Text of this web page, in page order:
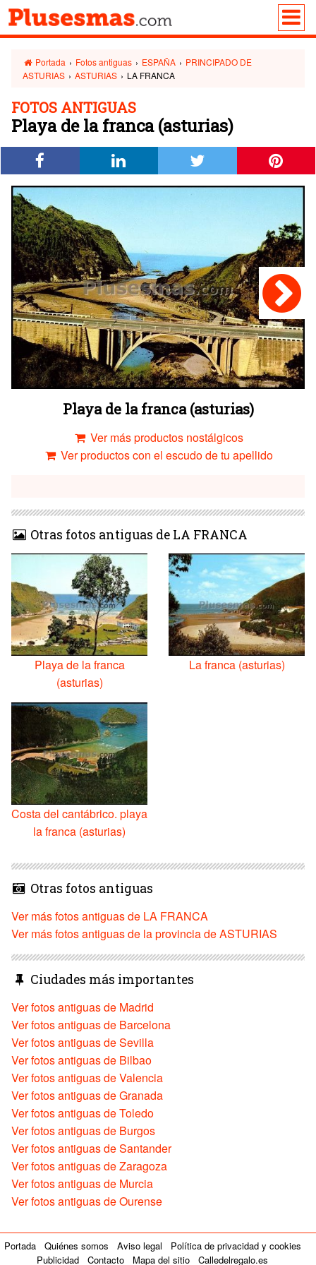
Portada › Fotos antiguas › ESPAÑA › PRINCIPADO DE
ASTURIAS › ASTURIAS › LA FRANCA
FOTOS ANTIGUAS
Playa de la franca (asturias)
Playa de la franca (asturias)
Ver más productos nostálgicos
Ver productos con el escudo de tu apellido
Otras fotos antiguas de LA FRANCA
Playa de la franca
(asturias)
La franca (asturias)
Costa del cantábrico. playa
la franca (asturias)
Otras fotos antiguas
Ver más fotos antiguas de LA FRANCA
Ver más fotos antiguas de la provincia de ASTURIAS
Ciudades más importantes
Ver fotos antiguas de Madrid
Ver fotos antiguas de Barcelona
Ver fotos antiguas de Sevilla
Ver fotos antiguas de Bilbao
Ver fotos antiguas de Valencia
Ver fotos antiguas de Granada
Ver fotos antiguas de Toledo
Ver fotos antiguas de Burgos
Ver fotos antiguas de Santander
Ver fotos antiguas de Zaragoza
Ver fotos antiguas de Murcia
Ver fotos antiguas de Ourense
Portada Quiénes somos Aviso legal
Política de privacidad y cookies
Publicidad
Contacto Mapa del sitio Calledelregalo.es